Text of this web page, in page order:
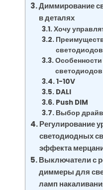
Диммирование
в деталях
Хочу
светодиодов
светодиодов
1-10V
DALI
Push DIM
Выбор
Регулирование
светодиодных
эффекта
Выключатели с
диммеры для
ламп